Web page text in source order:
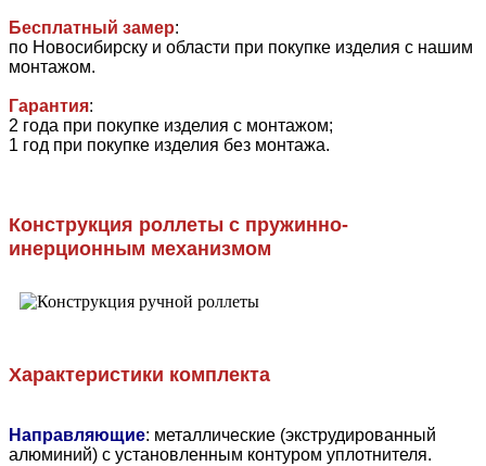
Бесплатный замер:
по Новосибирску и области при покупке изделия с нашим
монтажом.
Гарантия:
2 года при покупке изделия с монтажом;
1 год при покупке изделия без монтажа.
Конструкция роллеты с пружинно-
инерционным механизмом
Характеристики комплекта
Направляющие: металлические (экструдированный
алюминий) с установленным контуром уплотнителя.